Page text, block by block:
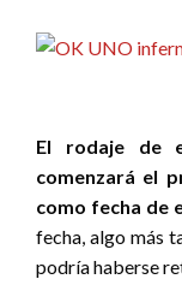
El rodaje de
comenzará el
como fecha de
fecha, algo más
podría haberse